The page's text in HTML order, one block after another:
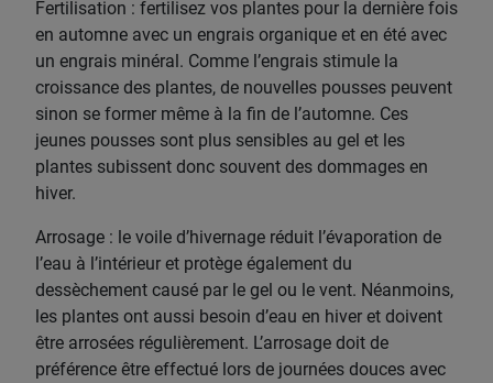
Fertilisation : fertilisez vos plantes pour la dernière fois
en automne avec un engrais organique et en été avec
un engrais minéral. Comme l’engrais stimule la
croissance des plantes, de nouvelles pousses peuvent
sinon se former même à la fin de l’automne. Ces
jeunes pousses sont plus sensibles au gel et les
plantes subissent donc souvent des dommages en
hiver.
Arrosage : le voile d’hivernage réduit l’évaporation de
l’eau à l’intérieur et protège également du
dessèchement causé par le gel ou le vent. Néanmoins,
les plantes ont aussi besoin d’eau en hiver et doivent
être arrosées régulièrement. L’arrosage doit de
préférence être effectué lors de journées douces avec